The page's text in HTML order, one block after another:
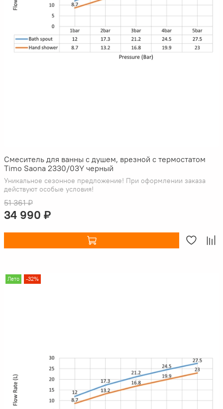
Смеситель для ванны с душем, врезной с термостатом
Timo Saona 2330/03Y черный
Уникальное сезонное предложение! При оформлении заказа
действуют особые условия!
51 361 ₽
34 990 ₽
Лето -32%